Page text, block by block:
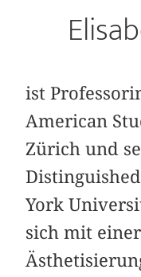
ist
American
Zürich und
York
sich mit